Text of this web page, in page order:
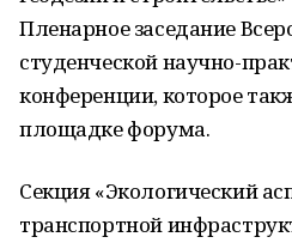
Пленарное заседание
студенческой научно-
конференции, которое
площадке форума.
Секция «Экологический
транспортной